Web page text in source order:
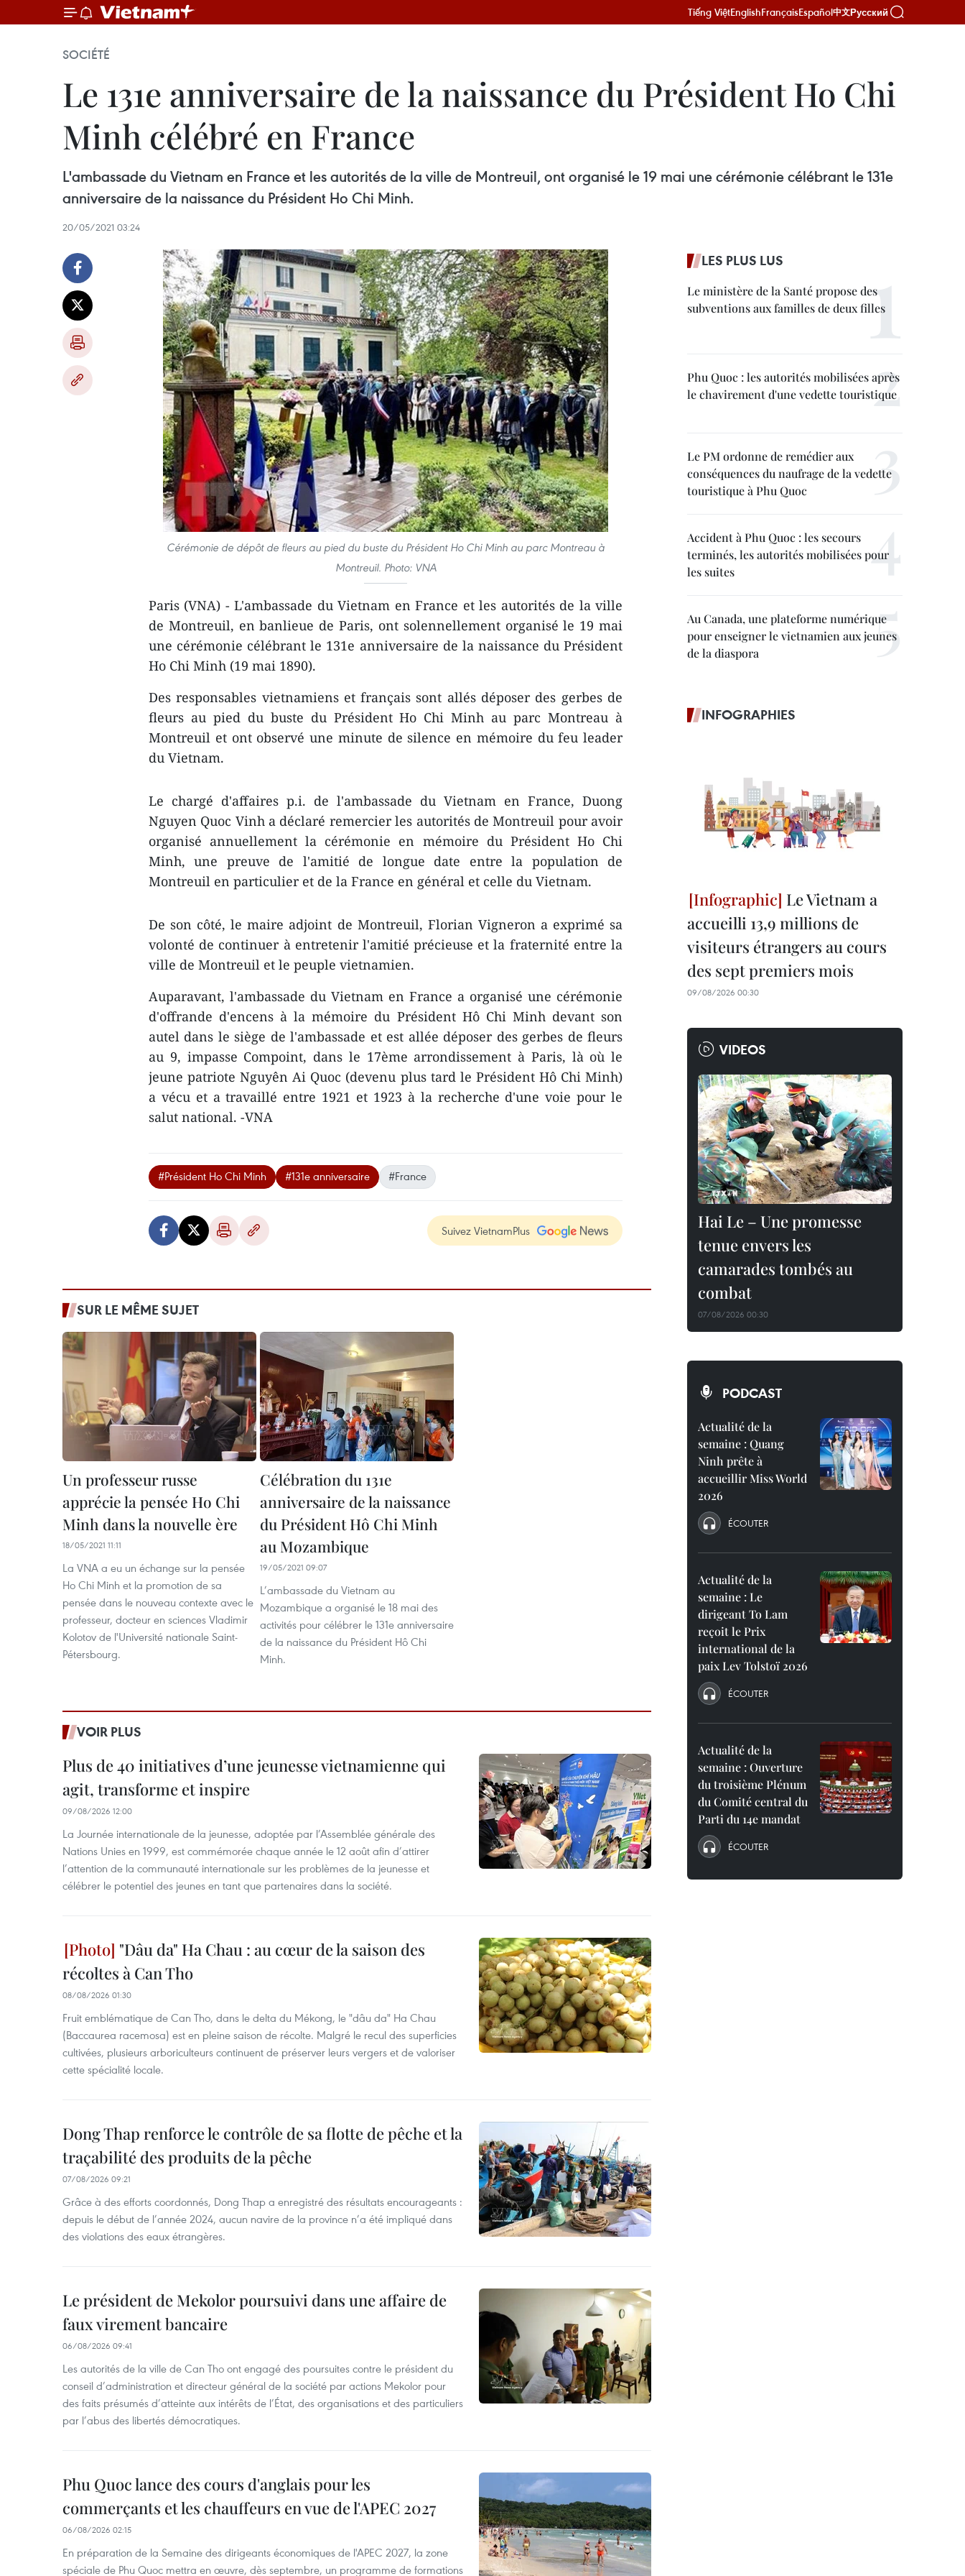
Tiếng ViệtEnglishFrançaisEspañol中文Русский
SOCIÉTÉ
Le 131e anniversaire de la naissance du Président Ho Chi
Minh célébré en France
L'ambassade du Vietnam en France et les autorités de la ville de Montreuil, ont organisé le 19 mai une cérémonie célébrant le 131e
anniversaire de la naissance du Président Ho Chi Minh.
20/05/2021 03:24
Cérémonie de dépôt de fleurs au pied du buste du Président Ho Chi Minh au parc Montreau à
Montreuil. Photo: VNA
Paris (VNA) - L'ambassade du Vietnam en France et les autorités de la ville
de Montreuil, en banlieue de Paris, ont solennellement organisé le 19 mai
une cérémonie célébrant le 131e anniversaire de la naissance du Président
Ho Chi Minh (19 mai 1890).
Des responsables vietnamiens et français sont allés déposer des gerbes de
fleurs au pied du buste du Président Ho Chi Minh au parc Montreau à
Montreuil et ont observé une minute de silence en mémoire du feu leader
du Vietnam.
Le chargé d'affaires p.i. de l'ambassade du Vietnam en France, Duong
Nguyen Quoc Vinh a déclaré remercier les autorités de Montreuil pour avoir
organisé annuellement la cérémonie en mémoire du Président Ho Chi
Minh, une preuve de l'amitié de longue date entre la population de
Montreuil en particulier et de la France en général et celle du Vietnam.
De son côté, le maire adjoint de Montreuil, Florian Vigneron a exprimé sa
volonté de continuer à entretenir l'amitié précieuse et la fraternité entre la
ville de Montreuil et le peuple vietnamien.
Auparavant, l'ambassade du Vietnam en France a organisé une cérémonie
d'offrande d'encens à la mémoire du Président Hô Chi Minh devant son
autel dans le siège de l'ambassade et est allée déposer des gerbes de fleurs
au 9, impasse Compoint, dans le 17ème arrondissement à Paris, là où le
jeune patriote Nguyên Ai Quoc (devenu plus tard le Président Hô Chi Minh)
a vécu et a travaillé entre 1921 et 1923 à la recherche d'une voie pour le
salut national. -VNA
#Président Ho Chi Minh #131e anniversaire #France
Suivez VietnamPlus
SUR LE MÊME SUJET
Un professeur russe
apprécie la pensée Ho Chi
Minh dans la nouvelle ère
18/05/2021 11:11
La VNA a eu un échange sur la pensée
Ho Chi Minh et la promotion de sa
pensée dans le nouveau contexte avec le
professeur, docteur en sciences Vladimir
Kolotov de l'Université nationale Saint-
Pétersbourg.
Célébration du 131e
anniversaire de la naissance
du Président Hô Chi Minh
au Mozambique
19/05/2021 09:07
L’ambassade du Vietnam au
Mozambique a organisé le 18 mai des
activités pour célébrer le 131e anniversaire
de la naissance du Président Hô Chi
Minh.
VOIR PLUS
Plus de 40 initiatives d’une jeunesse vietnamienne qui
agit, transforme et inspire
09/08/2026 12:00
La Journée internationale de la jeunesse, adoptée par l’Assemblée générale des
Nations Unies en 1999, est commémorée chaque année le 12 août afin d’attirer
l’attention de la communauté internationale sur les problèmes de la jeunesse et
célébrer le potentiel des jeunes en tant que partenaires dans la société.
"Dâu da" Ha Chau : au cœur de la saison des
récoltes à Can Tho
08/08/2026 01:30
Fruit emblématique de Can Tho, dans le delta du Mékong, le "dâu da" Ha Chau
(Baccaurea racemosa) est en pleine saison de récolte. Malgré le recul des superficies
cultivées, plusieurs arboriculteurs continuent de préserver leurs vergers et de valoriser
cette spécialité locale.
Dong Thap renforce le contrôle de sa flotte de pêche et la
traçabilité des produits de la pêche
07/08/2026 09:21
Grâce à des efforts coordonnés, Dong Thap a enregistré des résultats encourageants :
depuis le début de l’année 2024, aucun navire de la province n’a été impliqué dans
des violations des eaux étrangères.
Le président de Mekolor poursuivi dans une affaire de
faux virement bancaire
06/08/2026 09:41
Les autorités de la ville de Can Tho ont engagé des poursuites contre le président du
conseil d’administration et directeur général de la société par actions Mekolor pour
des faits présumés d’atteinte aux intérêts de l’État, des organisations et des particuliers
par l’abus des libertés démocratiques.
Phu Quoc lance des cours d'anglais pour les
commerçants et les chauffeurs en vue de l'APEC 2027
06/08/2026 02:15
En préparation de la Semaine des dirigeants économiques de l'APEC 2027, la zone
spéciale de Phu Quoc mettra en œuvre, dès septembre, un programme de formations
LES PLUS LUS
Le ministère de la Santé propose des
subventions aux familles de deux filles
Phu Quoc : les autorités mobilisées après
le chavirement d'une vedette touristique
Le PM ordonne de remédier aux
conséquences du naufrage de la vedette
touristique à Phu Quoc
Accident à Phu Quoc : les secours
terminés, les autorités mobilisées pour
les suites
Au Canada, une plateforme numérique
pour enseigner le vietnamien aux jeunes
de la diaspora
INFOGRAPHIES
Le Vietnam a
accueilli 13,9 millions de
visiteurs étrangers au cours
des sept premiers mois
09/08/2026 00:30
VIDEOS
Hai Le – Une promesse
tenue envers les
camarades tombés au
combat
07/08/2026 00:30
PODCAST
Actualité de la
semaine : Quang
Ninh prête à
accueillir Miss World
2026
ÉCOUTER
Actualité de la
semaine : Le
dirigeant To Lam
reçoit le Prix
international de la
paix Lev Tolstoï 2026
ÉCOUTER
Actualité de la
semaine : Ouverture
du troisième Plénum
du Comité central du
Parti du 14e mandat
ÉCOUTER